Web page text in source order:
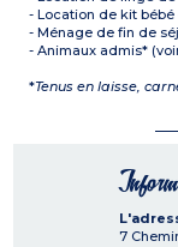
- Location de kit bébé
- Ménage de fin de
- Animaux admis*
*Tenus en laisse,
7